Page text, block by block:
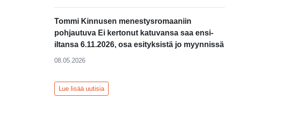
Tommi Kinnusen menestysromaaniin
pohjautuva Ei kertonut katuvansa saa ensi-
iltansa 6.11.2026, osa esityksistä jo myynnissä
08.05.2026
Lue lisää uutisia